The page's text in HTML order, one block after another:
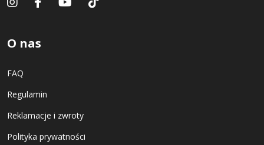
O nas
FAQ
Regulamin
Reklamacje i zwroty
Polityka prywatności